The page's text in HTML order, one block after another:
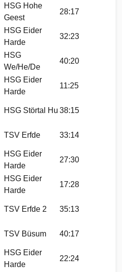
HSG Hohe
Geest
28:17
HSG Eider
Harde
32:23
HSG
We/He/De
40:20
HSG Eider
Harde
11:25
HSG Störtal Hu 38:15
TSV Erfde 33:14
HSG Eider
Harde
27:30
HSG Eider
Harde
17:28
TSV Erfde 2 35:13
TSV Büsum 40:17
HSG Eider
Harde
22:24